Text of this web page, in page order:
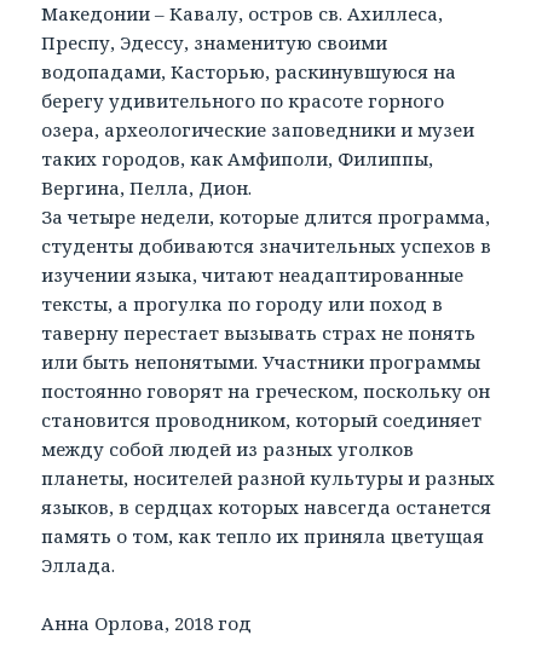
Македонии – Кавалу, остров св. Ахиллеса,
Преспу, Эдессу, знаменитую своими
водопадами, Касторью, раскинувшуюся на
берегу удивительного по красоте горного
озера, археологические заповедники и музеи
таких городов, как Амфиполи, Филиппы,
Вергина, Пелла, Дион.
За четыре недели, которые длится программа,
студенты добиваются значительных успехов в
изучении языка, читают неадаптированные
тексты, а прогулка по городу или поход в
таверну перестает вызывать страх не понять
или быть непонятыми. Участники программы
постоянно говорят на греческом, поскольку он
становится проводником, который соединяет
между собой людей из разных уголков
планеты, носителей разной культуры и разных
языков, в сердцах которых навсегда останется
память о том, как тепло их приняла цветущая
Эллада.
Анна Орлова, 2018 год